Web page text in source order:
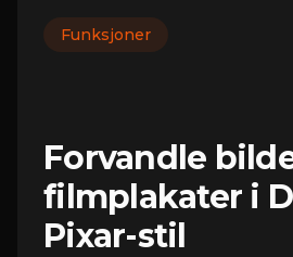
Funksjoner
Forvandle
filmplakater i
Pixar-stil